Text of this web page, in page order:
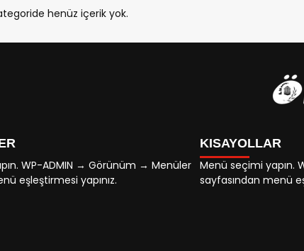
henüz içerik yok.
WP-ADMIN → Görünüm → Menüler
eşleştirmesi yapınız.
KISAYOLLAR
Menü seçimi yapın.
sayfasından menü